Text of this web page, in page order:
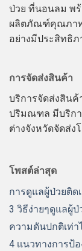
ป่วย ที่นอนลม พ
ผลิตภัณฑ์คุณภาพ
อย่างมีประสิทธิภ
การจัดส่งสินค้า
บริการจัดส่งสินค้
ปริมณฑล มีบริกา
ต่างจังหวัดจัดส่
โพสต์ล่าสุด
การดูแลผู้ป่วยติด
3 วิธีง่ายๆดูแลผู้ป่
ความดันปกติเท่า
4 เเนวทางการป้